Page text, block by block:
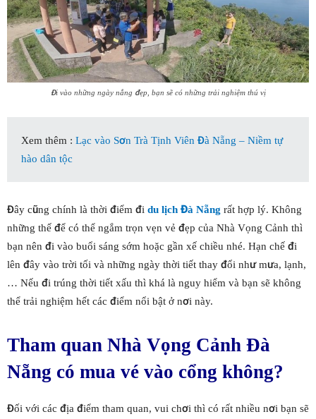
Đi vào những ngày nắng đẹp, bạn sẽ có những trải nghiệm thú vị
Xem thêm : Lạc vào Sơn Trà Tịnh Viên Đà Nẵng – Niềm tự
hào dân tộc
Đây cũng chính là thời điểm đi du lịch Đà Nẵng rất hợp lý. Không
những thế để có thể ngắm trọn vẹn vẻ đẹp của Nhà Vọng Cảnh thì
bạn nên đi vào buổi sáng sớm hoặc gần xế chiều nhé. Hạn chế đi
lên đây vào trời tối và những ngày thời tiết thay đổi như mưa, lạnh,
… Nếu đi trúng thời tiết xấu thì khá là nguy hiểm và bạn sẽ không
thể trải nghiệm hết các điểm nổi bật ở nơi này.
Tham quan Nhà Vọng Cảnh Đà
Nẵng có mua vé vào cổng không?
Đối với các địa điểm tham quan, vui chơi thì có rất nhiều nơi bạn sẽ